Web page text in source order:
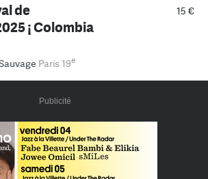
15 €
de
¡ Colombia
Paris 19e
Publicité